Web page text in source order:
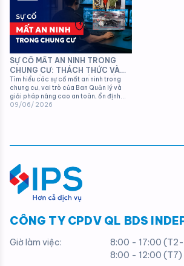
SỰ CỐ MẤT AN NINH TRONG
CHUNG CƯ: THÁCH THỨC VÀ
GIẢI PHÁP TRONG CÔNG TÁC
QUẢN LÝ VẬN HÀNH
Tìm hiểu các sự cố mất an ninh trong
chung cư, vai trò của Ban Quản lý và
giải pháp nâng cao an toàn, ổn định
môi trường sống cho cư dân.
09/06/ 2026
CÔNG TY CPDV QL BDS
Giờ làm việc:
8:00 - 17:00
8:00 - 12:00 (T7)